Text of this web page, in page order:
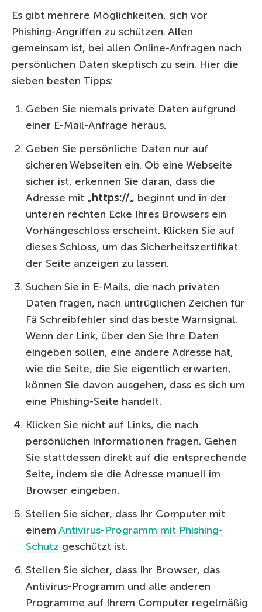
Es gibt mehrere Möglichkeiten, sich vor
Phishing-Angriffen zu schützen. Allen
gemeinsam ist, bei allen Online-Anfragen nach
persönlichen Daten skeptisch zu sein. Hier die
sieben besten Tipps:
Geben Sie niemals private Daten aufgrund
einer E-Mail-Anfrage heraus.
Geben Sie persönliche Daten nur auf
sicheren Webseiten ein. Ob eine Webseite
sicher ist, erkennen Sie daran, dass die
Adresse mit „https://„ beginnt und in der
unteren rechten Ecke Ihres Browsers ein
Vorhängeschloss erscheint. Klicken Sie auf
dieses Schloss, um das Sicherheitszertifikat
der Seite anzeigen zu lassen.
Suchen Sie in E-Mails, die nach privaten
Daten fragen, nach untrüglichen Zeichen für
Fä Schreibfehler sind das beste Warnsignal.
Wenn der Link, über den Sie Ihre Daten
eingeben sollen, eine andere Adresse hat,
wie die Seite, die Sie eigentlich erwarten,
können Sie davon ausgehen, dass es sich um
eine Phishing-Seite handelt.
Klicken Sie nicht auf Links, die nach
persönlichen Informationen fragen. Gehen
Sie stattdessen direkt auf die entsprechende
Seite, indem sie die Adresse manuell im
Browser eingeben.
Stellen Sie sicher, dass Ihr Computer mit
einem Antivirus-Programm mit Phishing-
Schutz geschützt ist.
Stellen Sie sicher, dass Ihr Browser, das
Antivirus-Programm und alle anderen
Programme auf Ihrem Computer regelmäßig